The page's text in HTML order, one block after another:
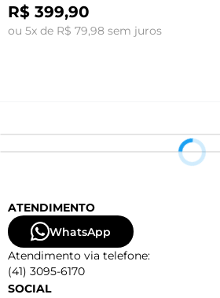
R$ 399,90
ou 5x de R$ 79,98 sem juros
ATENDIMENTO
WhatsApp
Atendimento via telefone:
(41) 3095-6170
SOCIAL